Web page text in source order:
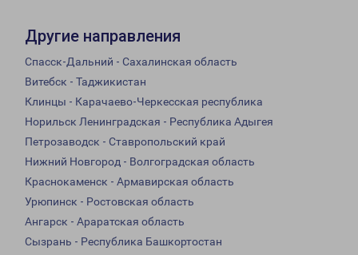
Другие направления
Спасск-Дальний - Сахалинская область
Витебск - Таджикистан
Клинцы - Карачаево-Черкесская республика
Норильск Ленинградская - Республика Адыгея
Петрозаводск - Ставропольский край
Нижний Новгород - Волгоградская область
Краснокаменск - Армавирская область
Урюпинск - Ростовская область
Ангарск - Араратская область
Сызрань - Республика Башкортостан